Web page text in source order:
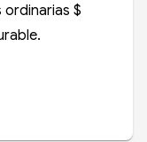
ordinarias $